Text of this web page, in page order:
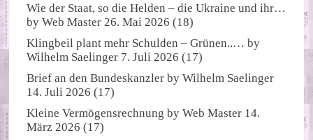
Wie der Staat, so die Helden – die Ukraine und ihr…
byWeb Master 26. Mai 2026 (18)
Klingbeil plant mehr Schulden – Grünen..… by
Wilhelm Saelinger 7. Juli 2026 (17)
Brief an den Bundeskanzler byWilhelm Saelinger
14. Juli 2026 (17)
Kleine Vermögensrechnung byWeb Master 14.
März 2026 (17)